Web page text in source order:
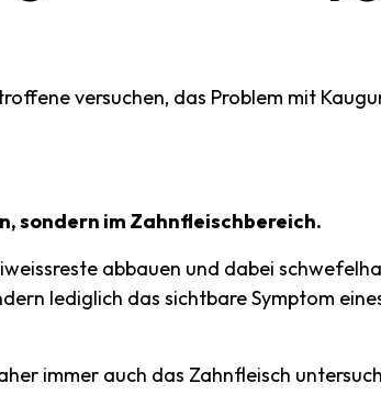
versuchen, das Problem mit
sondern im Zahnfleischbereich.
abbauen und dabei
lediglich das sichtbare Symptom
immer auch das Zahnfleisch